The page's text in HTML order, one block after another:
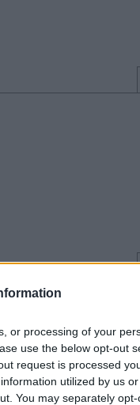
or processing of your
use the below opt-out
request is processed
utilized by us
You may separately